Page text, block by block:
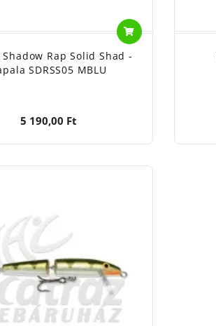
Shadow Rap Solid Shad -
SDRSS05 MBLU
5 190,00 Ft